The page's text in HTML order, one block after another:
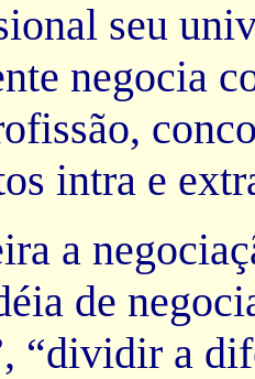
seu
negocia
intra e
a
de
“dividir a